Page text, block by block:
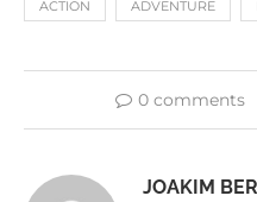
ACTION ADVENTURE
0 comments
JOAKIM